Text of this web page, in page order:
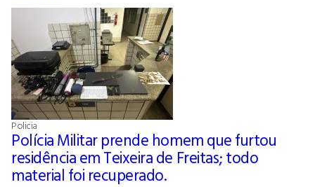
Policia
Polícia Militar prende homem que furtou
residência em Teixeira de Freitas; todo
material foi recuperado.